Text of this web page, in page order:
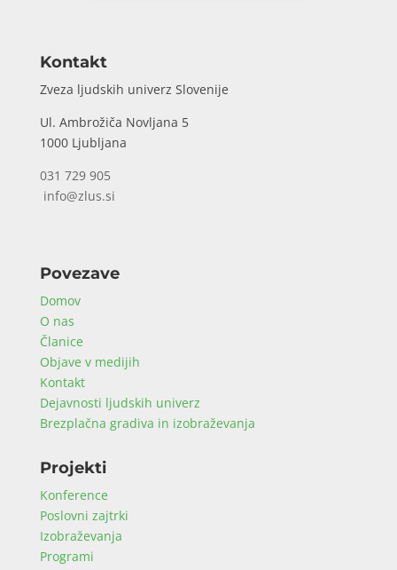
Kontakt
Zveza ljudskih univerz Slovenije
Ul. Ambrožiča Novljana 5
1000 Ljubljana
031 729 905
info@zlus.si
Povezave
Domov
O nas
Članice
Objave v medijih
Kontakt
Dejavnosti ljudskih univerz
Brezplačna gradiva in izobraževanja
Projekti
Konference
Poslovni zajtrki
Izobraževanja
Programi